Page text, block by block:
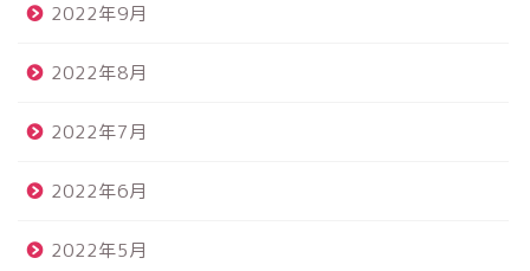
2022年9月
2022年8月
2022年7月
2022年6月
2022年5月